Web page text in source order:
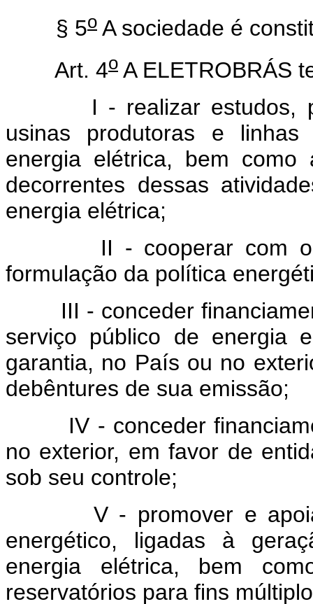
§ 5o A sociedade é
Art. 4o A ELETROBRÁS
I - realizar estudos,
usinas produtoras e
energia elétrica, bem
decorrentes dessas
energia elétrica;
II - cooperar com o
formulação da política
III - conceder
serviço público de energia
garantia, no País ou no
debêntures de sua emissão;
IV - conceder
no exterior, em favor de
sob seu controle;
V - promover e apoiar
energético, ligadas à
energia elétrica, bem
reservatórios para fins